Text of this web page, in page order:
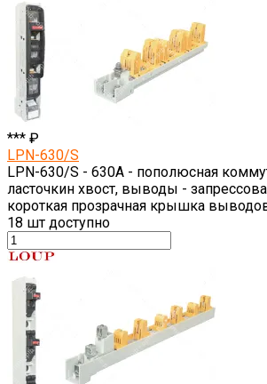
*** ₽
LPN-630/S
LPN-630/S - 630A - пополюсная
ласточкин хвост, выводы -
короткая прозрачная крышка
18 шт доступно